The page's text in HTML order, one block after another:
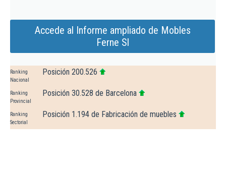
Accede al Informe ampliado de Mobles
Ferne Sl
Ranking
Nacional
Posición 200.526
Ranking
Provincial
Posición 30.528 de Barcelona
Ranking
Sectorial
Posición 1.194 de Fabricación de muebles